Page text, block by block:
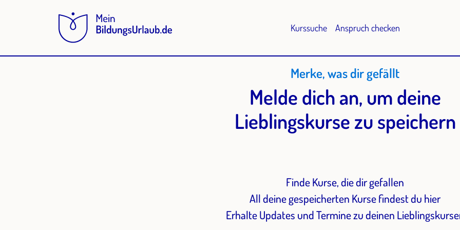
Kurssuche Anspruch checken
Merke, was dir gefällt
Melde dich an, um deine
Lieblingskurse zu speichern
Finde Kurse, die dir gefallen
All deine gespeicherten Kurse findest du hier
Erhalte Updates und Termine zu deinen